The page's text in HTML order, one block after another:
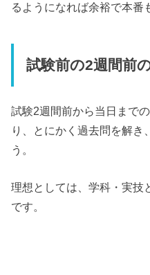
るようになれば余裕で本番
試験前の2週間前
試験2週間前から当日まで
り、とにかく過去問を解き
う。
理想としては、学科・実技
です。